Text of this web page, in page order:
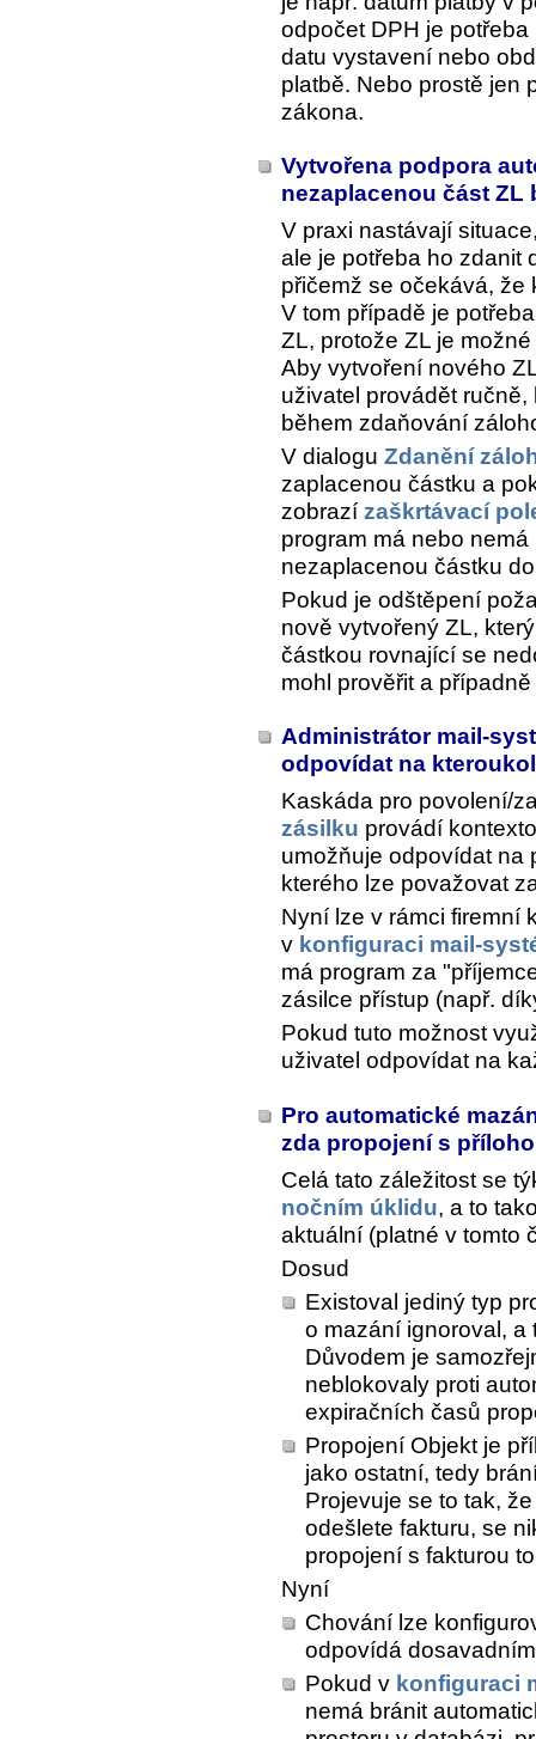
odpočet DPH je
datu vystavení nebo
platbě. Nebo prostě jen
zákona.
Vytvořena podpora
nezaplacenou část
V praxi nastávají
ale je potřeba ho zdanit
přičemž se očekává,
V tom případě je
ZL, protože ZL je
Aby vytvoření nového
uživatel provádět
během zdaňování
V dialogu Zdanění
zaplacenou částku a
zobrazí zaškrtávací
program má nebo
nezaplacenou částku
Pokud je odštěpení
nově vytvořený ZL,
částkou rovnající se
mohl prověřit a
Administrátor mail-
odpovídat na
Kaskáda pro povolení/
zásilku provádí
umožňuje odpovídat na
kterého lze považovat
Nyní lze v rámci firemní
v konfiguraci mail-
má program za
zásilce přístup (např.
Pokud tuto možnost
uživatel odpovídat na
Pro automatické
zda propojení s
Celá tato záležitost se
nočním úklidu, a to
aktuální (platné v tomto
Dosud
Existoval jediný typ
o mazání ignoroval, a
Důvodem je
neblokovaly proti
expiračních časů
Propojení Objekt je
jako ostatní, tedy
Projevuje se to tak,
odešlete fakturu, se
propojení s fakturou
Nyní
Chování lze
odpovídá
Pokud v konfiguraci
nemá bránit